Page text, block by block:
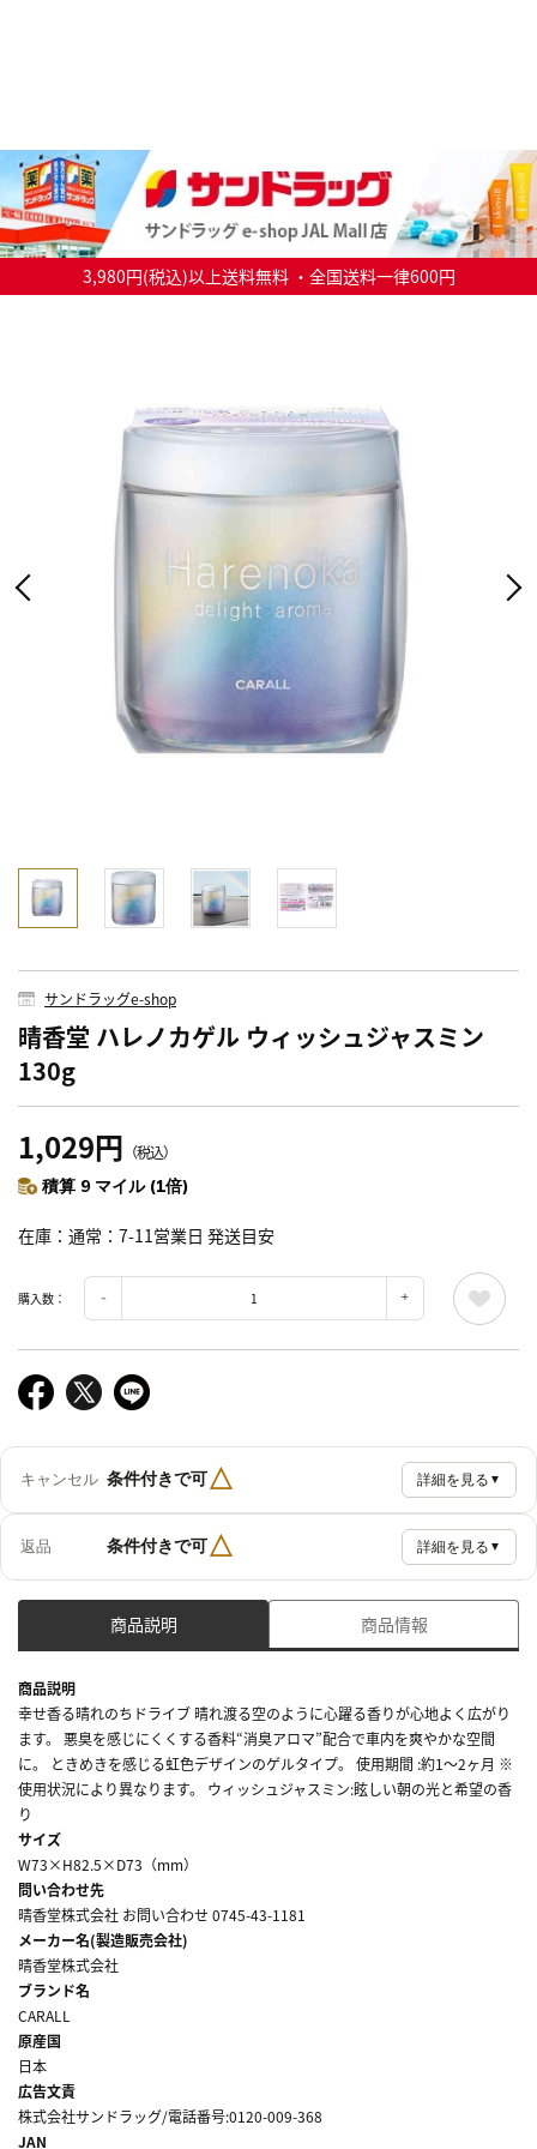
3,980円(税込)以上送料無料 ・全国送料一律600円
サンドラッグe-shop
晴香堂 ハレノカゲル ウィッシュジャスミン
130g
1,029円 （税込）
積算 9 マイル (1倍)
在庫 通常：7-11営業日 発送目安
購入数：
キャンセル 条件付きで可△ 詳細を見る ▼
返品 条件付きで可△ 詳細を見る ▼
商品説明 商品情報
商品説明
幸せ香る晴れのちドライブ 晴れ渡る空のように心躍る香りが心地よく広がり
ます。 悪臭を感じにくくする香料“消臭アロマ”配合で車内を爽やかな空間
に。 ときめきを感じる虹色デザインのゲルタイプ。 使用期間 :約1～2ヶ月 ※
使用状況により異なります。 ウィッシュジャスミン:眩しい朝の光と希望の香
り
サイズ
W73×H82.5×D73（mm）
問い合わせ先
晴香堂株式会社 お問い合わせ 0745-43-1181
メーカー名(製造販売会社)
晴香堂株式会社
ブランド名
CARALL
原産国
日本
広告文責
株式会社サンドラッグ/電話番号:0120-009-368
JAN